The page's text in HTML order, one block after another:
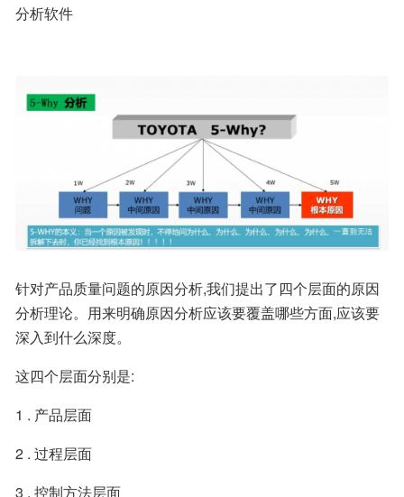
分析软件
针对产品质量问题的原因分析,我们提出了四个层面的原因
分析理论。用来明确原因分析应该要覆盖哪些方面,应该要
深入到什么深度。
这四个层面分别是:
1 . 产品层面
2 . 过程层面
3 . 控制方法层面